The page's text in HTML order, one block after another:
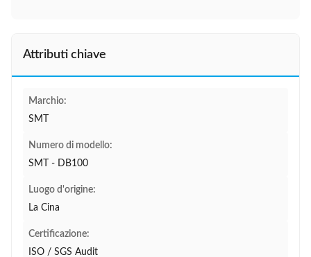
Attributi chiave
Marchio:
SMT
Numero di modello:
SMT - DB100
Luogo d'origine:
La Cina
Certificazione:
ISO / SGS Audit